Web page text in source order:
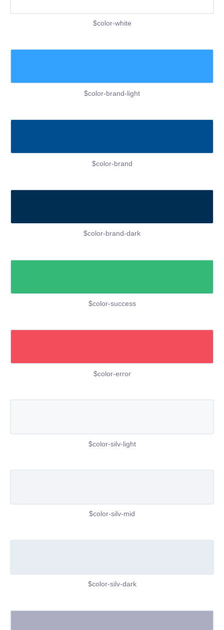
$color-white
$color-brand-light
$color-brand
$color-brand-dark
$color-success
$color-error
$color-silv-light
$color-silv-mid
$color-silv-dark